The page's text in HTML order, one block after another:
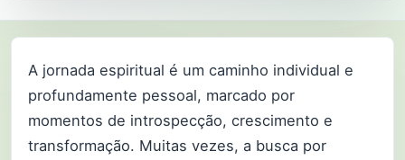
A jornada espiritual é um caminho individual e
profundamente pessoal, marcado por
momentos de introspecção, crescimento e
transformação. Muitas vezes, a busca por